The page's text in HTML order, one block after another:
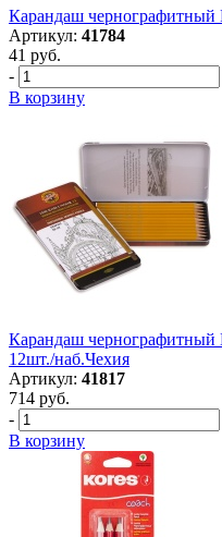
Карандаш
Артикул: 41784
41 руб.
-
В корзину
Карандаш
12шт./наб.Чехия
Артикул: 41817
714 руб.
-
В корзину